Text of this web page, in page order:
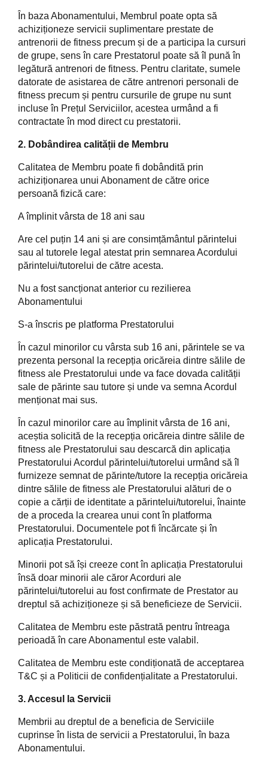
În baza Abonamentului, Membrul poate opta să
achiziționeze servicii suplimentare prestate de
antrenorii de fitness precum și de a participa la cursuri
de grupe, sens în care Prestatorul poate să îl pună în
legătură antrenori de fitness. Pentru claritate, sumele
datorate de asistarea de către antrenori personali de
fitness precum și pentru cursurile de grupe nu sunt
incluse în Prețul Serviciilor, acestea urmând a fi
contractate în mod direct cu prestatorii.
2. Dobândirea calității de Membru
Calitatea de Membru poate fi dobândită prin
achiziționarea unui Abonament de către orice
persoană fizică care:
A împlinit vârsta de 18 ani sau
Are cel puțin 14 ani și are consimțământul părintelui
sau al tutorele legal atestat prin semnarea Acordului
părintelui/tutorelui de către acesta.
Nu a fost sancționat anterior cu rezilierea
Abonamentului
S-a înscris pe platforma Prestatorului
În cazul minorilor cu vârsta sub 16 ani, părintele se va
prezenta personal la recepția oricăreia dintre sălile de
fitness ale Prestatorului unde va face dovada calității
sale de părinte sau tutore și unde va semna Acordul
menționat mai sus.
În cazul minorilor care au împlinit vârsta de 16 ani,
aceștia solicită de la recepția oricăreia dintre sălile de
fitness ale Prestatorului sau descarcă din aplicația
Prestatorului Acordul părintelui/tutorelui urmând să îl
furnizeze semnat de părinte/tutore la recepția oricăreia
dintre sălile de fitness ale Prestatorului alături de o
copie a cărții de identitate a părintelui/tutorelui, înainte
de a proceda la crearea unui cont în platforma
Prestatorului. Documentele pot fi încărcate și în
aplicația Prestatorului.
Minorii pot să își creeze cont în aplicația Prestatorului
însă doar minorii ale căror Acorduri ale
părintelui/tutorelui au fost confirmate de Prestator au
dreptul să achiziționeze și să beneficieze de Servicii.
Calitatea de Membru este păstrată pentru întreaga
perioadă în care Abonamentul este valabil.
Calitatea de Membru este condiționată de acceptarea
T&C și a Politicii de confidențialitate a Prestatorului.
3. Accesul la Servicii
Membrii au dreptul de a beneficia de Serviciile
cuprinse în lista de servicii a Prestatorului, în baza
Abonamentului.